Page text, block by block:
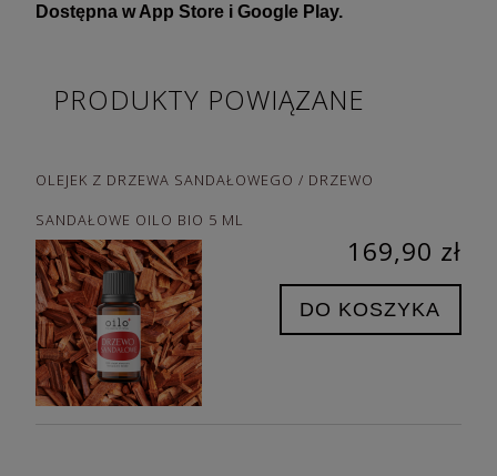
Dostępna w App Store i Google Play.
PRODUKTY POWIĄZANE
OLEJEK Z DRZEWA SANDAŁOWEGO / DRZEWO
SANDAŁOWE OILO BIO 5 ML
169,90 zł
DO KOSZYKA